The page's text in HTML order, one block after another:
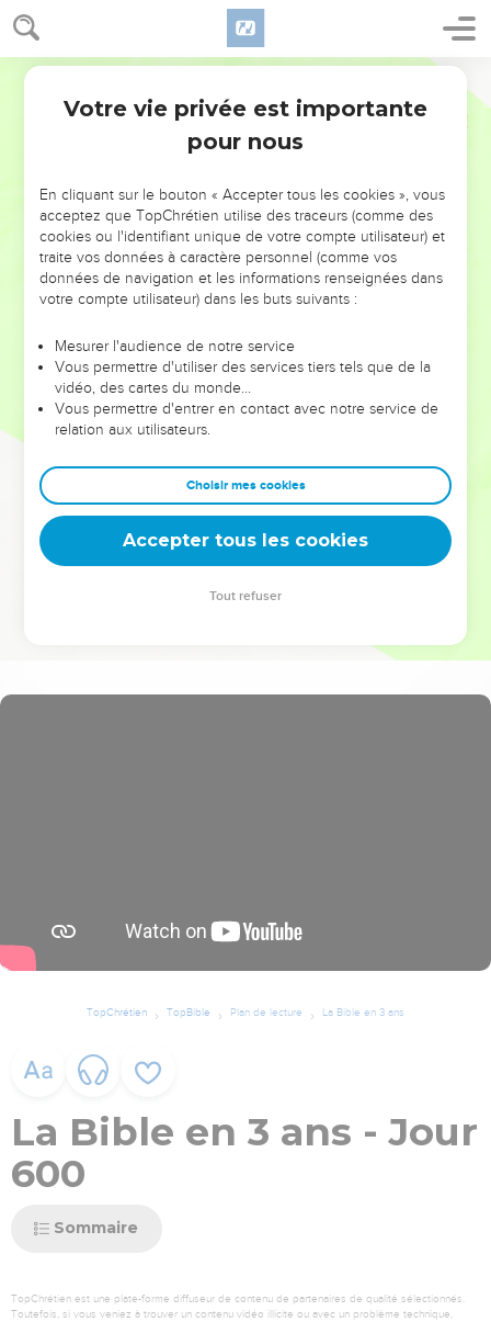
NE MANQUEZ PAS L’ÉVÉNEMENT
DE L’ANNÉE !
ET SI LEURS ERREURS POUVAIENT VOUS ÉVITER LES
VOTRES ?
leur foi ou leur vision. Mais on voit moins les doutes, les erreurs
et les saisons difficiles qu'ils ont traversés, alors même que ce
sont elles qui les ont façonnés.
Dans cette conférence, leaders, entrepreneurs, et responsables
clés pour avancer avec plus de sagesse afin que leurs erreurs
deviennent vos tremplins. Que vous guidiez un ministère, une
équipe, un groupe ou une famille, leur expérience est faite
TopChrétien TopBible Plan de lecture La Bible en 3 ans
La Bible en 3 ans - Jour
600
Sommaire
TopChrétien est une plate-forme diffuseur de contenu de partenaires de qualité sélectionnés.
Toutefois, si vous veniez à trouver un contenu vidéo illicite ou avec un problème technique,
Votre vie privée est importante
pour nous
En cliquant sur le bouton « Accepter tous les cookies », vous
acceptez que TopChrétien utilise des traceurs (comme des
cookies ou l'identifiant unique de votre compte utilisateur) et
traite vos données à caractère personnel (comme vos
données de navigation et les informations renseignées dans
votre compte utilisateur) dans les buts suivants :
Mesurer l'audience de notre service
Vous permettre d'utiliser des services tiers tels que de la
vidéo, des cartes du monde…
Vous permettre d'entrer en contact avec notre service de
relation aux utilisateurs.
Choisir mes cookies
Accepter tous les cookies
Tout refuser